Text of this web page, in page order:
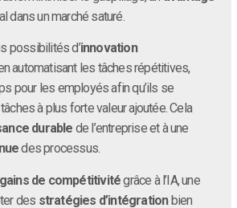
dans un marché saturé.
possibilités d’innovation
automatisant les tâches répétitives,
pour les employés afin qu’ils se
à plus forte valeur ajoutée. Cela
durable de l’entreprise et à une
des processus.
gains de compétitivitégrâce à l’IA, une
des stratégies d’intégrationbien